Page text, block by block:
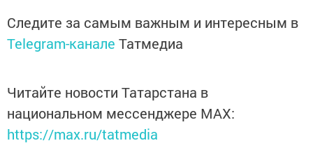
Следите за самым важным и интересным в
Telegram-канале Татмедиа
Читайте новости Татарстана в
национальном мессенджере MАХ:
https://max.ru/tatmedia